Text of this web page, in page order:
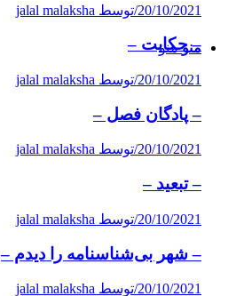
منو منو
20/10/2021
/توسط jalal malaksha
– حكایت –
20/10/2021
/توسط jalal malaksha
– پادگان فصل –
20/10/2021
/توسط jalal malaksha
– تبعید –
20/10/2021
/توسط jalal malaksha
– شهر بی‌شناسنامه را دیدم –
20/10/2021
/توسط jalal malaksha